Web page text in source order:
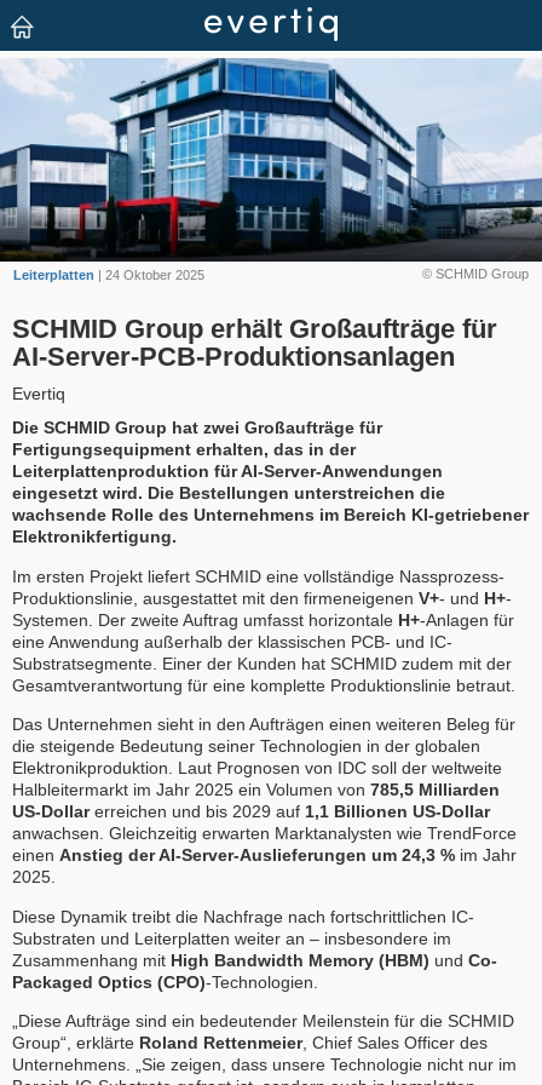
© SCHMID Group
Leiterplatten | 24 Oktober 2025
SCHMID Group erhält Großaufträge für
AI-Server-PCB-Produktionsanlagen
Evertiq
Die SCHMID Group hat zwei Großaufträge für
Fertigungsequipment erhalten, das in der
Leiterplattenproduktion für AI-Server-Anwendungen
eingesetzt wird. Die Bestellungen unterstreichen die
wachsende Rolle des Unternehmens im Bereich KI-getriebener
Elektronikfertigung.
Im ersten Projekt liefert SCHMID eine vollständige Nassprozess-
Produktionslinie, ausgestattet mit den firmeneigenen V+- und H+-
Systemen. Der zweite Auftrag umfasst horizontale H+-Anlagen für
eine Anwendung außerhalb der klassischen PCB- und IC-
Substratsegmente. Einer der Kunden hat SCHMID zudem mit der
Gesamtverantwortung für eine komplette Produktionslinie betraut.
Das Unternehmen sieht in den Aufträgen einen weiteren Beleg für
die steigende Bedeutung seiner Technologien in der globalen
Elektronikproduktion. Laut Prognosen von IDC soll der weltweite
Halbleitermarkt im Jahr 2025 ein Volumen von 785,5 Milliarden
US-Dollarerreichen und bis 2029 auf 1,1 Billionen US-Dollar
anwachsen. Gleichzeitig erwarten Marktanalysten wie TrendForce
einen Anstieg der AI-Server-Auslieferungen um 24,3 % im Jahr
2025.
Diese Dynamik treibt die Nachfrage nach fortschrittlichen IC-
Substraten und Leiterplatten weiter an – insbesondere im
Zusammenhang mit High Bandwidth Memory (HBM) und Co-
Packaged Optics (CPO)-Technologien.
„Diese Aufträge sind ein bedeutender Meilenstein für die SCHMID
Group“, erklärte Roland Rettenmeier, Chief Sales Officer des
Unternehmens. „Sie zeigen, dass unsere Technologie nicht nur im